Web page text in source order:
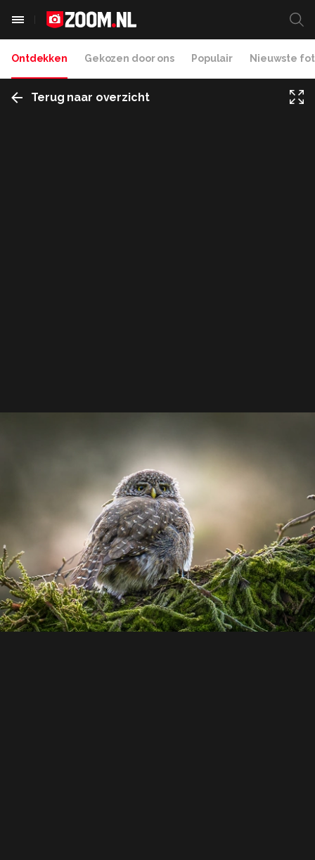
Ontdekken Gekozen door ons Populair Nieuwste
Terug naar overzicht